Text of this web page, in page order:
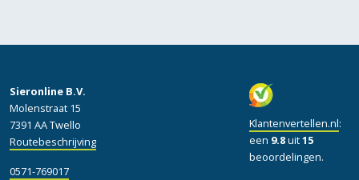
Klantenvertellen.nl:
een 9.8uit15
beoordelingen.
Sieronline B.V.
Molenstraat 15
7391 AA Twello
Routebeschrijving
0571-769017